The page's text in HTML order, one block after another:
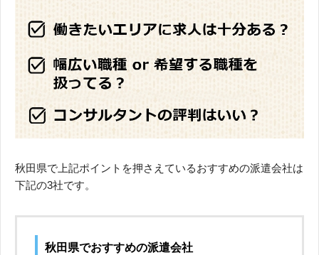
秋田県で上記ポイントを押さえているおすすめの派遣会社は
下記の3社です。
秋田県でおすすめの派遣会社